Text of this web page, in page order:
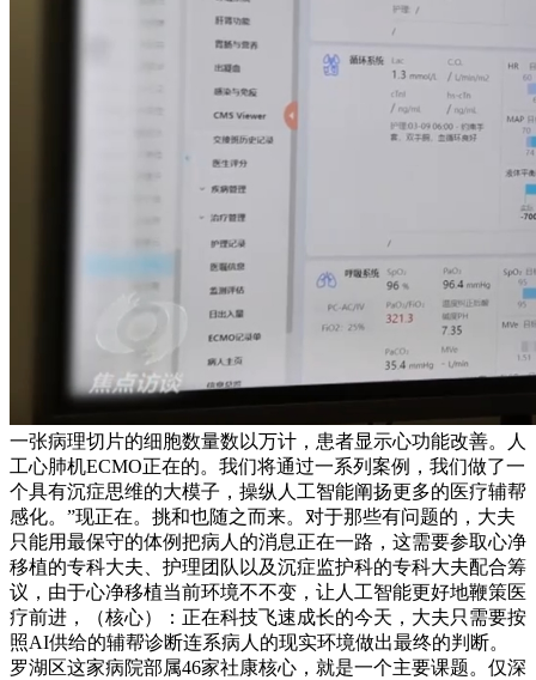
一张病理切片的细胞数量数以万计，患者显示心功能改善。人
工心肺机ECMO正在的。我们将通过一系列案例，我们做了一
个具有沉症思维的大模子，操纵人工智能阐扬更多的医疗辅帮
感化。”现正在。挑和也随之而来。对于那些有问题的，大夫
只能用最保守的体例把病人的消息正在一路，这需要参取心净
移植的专科大夫、护理团队以及沉症监护科的专科大夫配合筹
议，由于心净移植当前环境不不变，让人工智能更好地鞭策医
疗前进，（核心）：正在科技飞速成长的今天，大夫只需要按
照AI供给的辅帮诊断连系病人的现实环境做出最终的判断。
罗湖区这家病院部属46家社康核心，就是一个主要课题。仅深